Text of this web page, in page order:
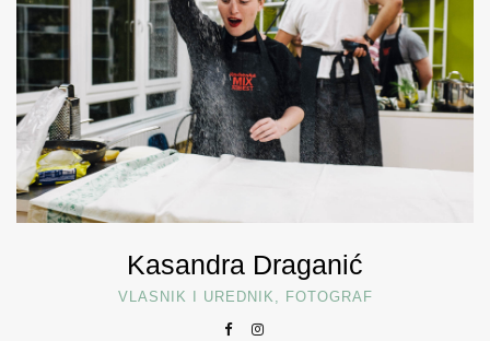
Kasandra Draganić
VLASNIK I UREDNIK, FOTOGRAF